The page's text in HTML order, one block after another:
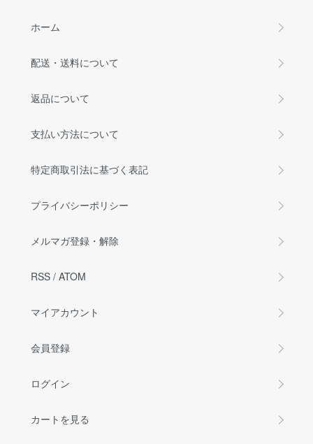
ホーム
配送・送料について
返品について
支払い方法について
特定商取引法に基づく表記
プライバシーポリシー
メルマガ登録・解除
RSS / ATOM
マイアカウント
会員登録
ログイン
カートを見る